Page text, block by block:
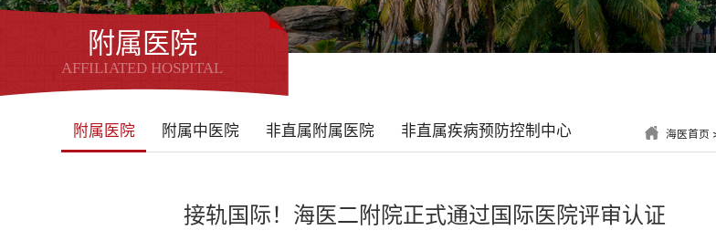
附属医院
AFFILIATED HOSPITAL
海医首页
附属医院 附属中医院 非直属附属医院 非直属疾病预防控制中心
接轨国际！海医二附院正式通过国际医院评审认证